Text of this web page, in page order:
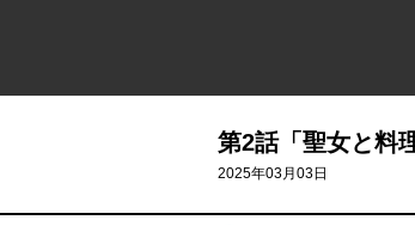
第2話「聖女と料
2025年03月03日